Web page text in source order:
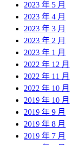
2023 年 5 月
2023 年 4 月
2023 年 3 月
2023 年 2 月
2023 年 1 月
2022 年 12 月
2022 年 11 月
2022 年 10 月
2019 年 10 月
2019 年 9 月
2019 年 8 月
2019 年 7 月